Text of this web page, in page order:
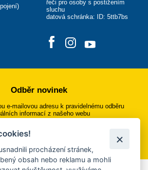
)
řeči pro osoby s postižením
sluchu
datová schránka: ID: 5ttb7bs
Odběr novinek
e-mailovou adresu k pravidelnému odběru
informací z našeho webu
Přihlásit se k odběru
procházení stránek,
obsah nebo reklamu a mohli